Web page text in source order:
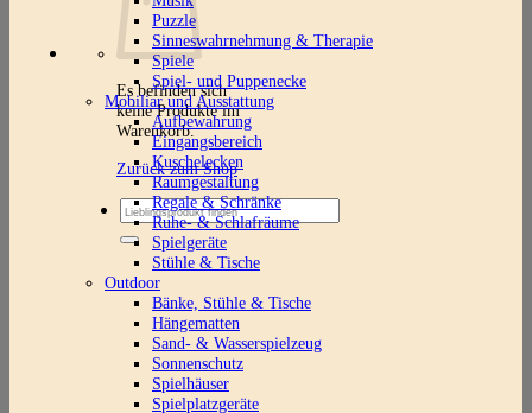
Es befinden sich
keine Produkte im
Warenkorb.
Zurück zum Shop
Suchen
nach:
Puzzle
Sinneswahrnehmung & Therapie
Spiele
Spiel- und Puppenecke
Mobiliar und Ausstattung
Aufbewahrung
Eingangsbereich
Kuschelecken
Raumgestaltung
Regale & Schränke
Ruhe- & Schlafräume
Spielgeräte
Stühle & Tische
Outdoor
Bänke, Stühle & Tische
Hängematten
Sand- & Wasserspielzeug
Sonnenschutz
Spielhäuser
Spielplatzgeräte